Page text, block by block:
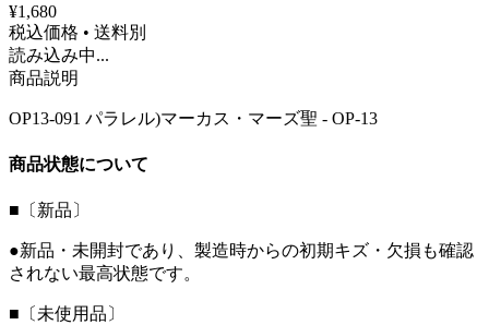
¥1,680
税込価格 • 送料別
読み込み中...
商品説明
OP13-091 パラレル)マーカス・マーズ聖 - OP-13
商品状態について
■〔新品〕
●新品・未開封であり、製造時からの初期キズ・欠損も確認
されない最高状態です。
■〔未使用品〕